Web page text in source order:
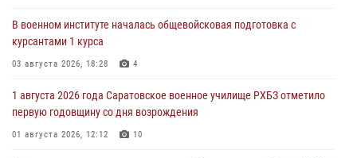
В военном институте началась общевойсковая подготовка с
курсантами 1 курса
03 августа 2026, 18:28 4
1 августа 2026 года Саратовское военное училище РХБЗ отметило
первую годовщину со дня возрождения
01 августа 2026, 12:12 10